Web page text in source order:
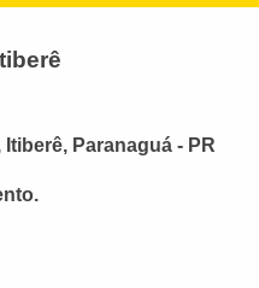
Paranaguá - PR